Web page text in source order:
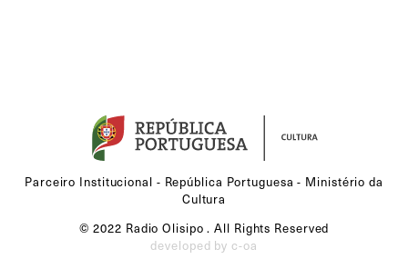
Parceiro Institucional - República Portuguesa - Ministério da
Cultura
© 2022 Radio Olisipo . All Rights Reserved
developed by c-oa